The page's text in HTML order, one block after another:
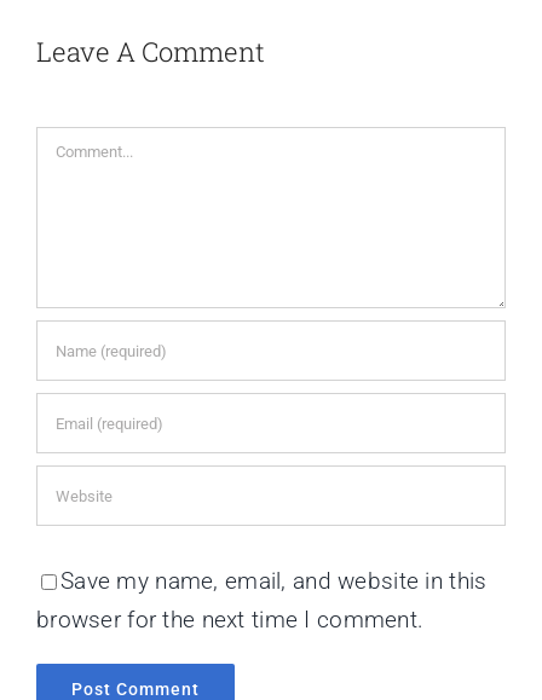
Leave A Comment
Save my name, email, and website in this
browser for the next time I comment.